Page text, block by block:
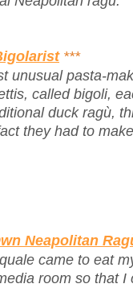
***
unusual pasta-
calledbigoli,
duck ragù,
they had to
Neapolitan
came to eat
room so that